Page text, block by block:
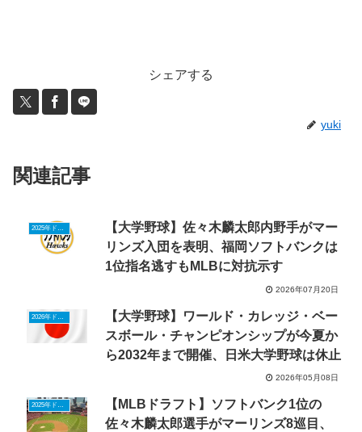
シェアする
yuki
関連記事
2025年ドラフトニュース
【大学野球】佐々木麟太郎内野手がマー
リンズ入団を表明、福岡ソフトバンクは
1位指名逃すもMLBに対抗示す
2026年07月20日
【大学野球】ワールド・カレッジ・ベー
スボール・チャンピオンシップが今夏か
ら2032年まで開催、日米大学野球は休止
2026年05月08日
2025年ドラフトニュース
【MLBドラフト】ソフトバンク1位の
佐々木麟太郎選手がマーリンズ8巡目、